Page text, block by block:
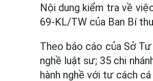
Nội dung kiểm tra về
69-KL/TW của Ban Bí
Theo báo cáo của Sở
nghề luật sư; 35 chi
hành nghề với tư cách